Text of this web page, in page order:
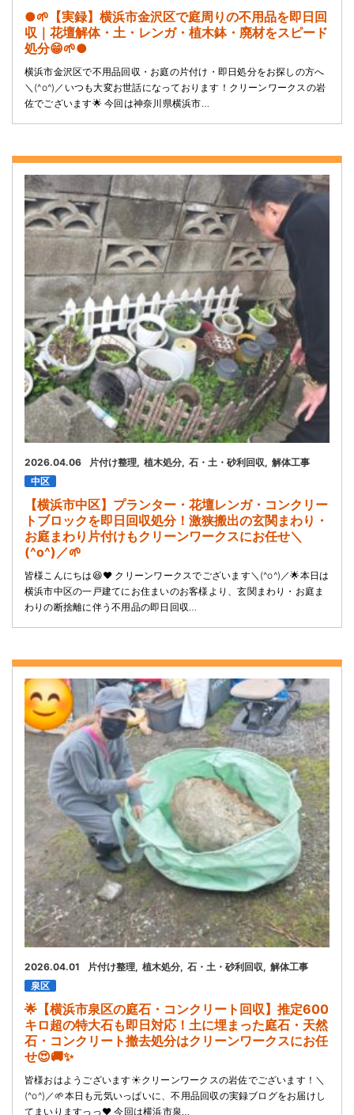
●🌱【実録】横浜市金沢区で庭周りの不用品を即日回
収｜花壇解体・土・レンガ・植木鉢・廃材をスピード
処分😁🌱●
横浜市金沢区で不用品回収・お庭の片付け・即日処分をお探しの方へ
＼(^o^)／いつも大変お世話になっております！クリーンワークスの岩
佐でございます🌟 今回は神奈川県横浜市…
2026.04.06 片付け整理 植木処分 石・土・砂利回収 解体工事
中区
【横浜市中区】プランター・花壇レンガ・コンクリー
トブロックを即日回収処分！激狭搬出の玄関まわり・
お庭まわり片付けもクリーンワークスにお任せ＼
(^o^)／🌱
皆様こんにちは😆❤️ クリーンワークスでございます＼(^o^)／🌟本日は
横浜市中区の一戸建てにお住まいのお客様より、玄関まわり・お庭ま
わりの断捨離に伴う不用品の即日回収…
2026.04.01 片付け整理 植木処分 石・土・砂利回収 解体工事
泉区
🌟【横浜市泉区の庭石・コンクリート回収】推定600
キロ超の特大石も即日対応！土に埋まった庭石・天然
石・コンクリート撤去処分はクリーンワークスにお任
せ😍🚚✨
皆様おはようございます☀️クリーンワークスの岩佐でございます！＼
(^o^)／🌱本日も元気いっぱいに、不用品回収の実録ブログをお届けし
てまいりますっっ❤️ 今回は横浜市泉…